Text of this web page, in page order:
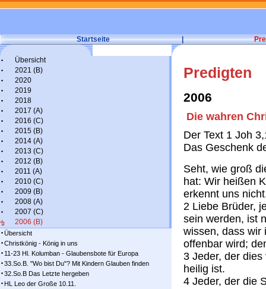
Startseite |
Übersicht
2021 (B)
2020
2019
2018
2017 (A)
2016 (C)
2015 (B)
2014 (A)
2013 (C)
2012 (B)
2011 (A)
2010 (C)
2009 (B)
2008 (A)
2007 (C)
2006 (B)
Übersicht
Christkönig - König in uns
11-23 Hl. Kolumban - Glaubensbote für Europa
33.So.B. "Wo bist Du"? Mit Kindern Glauben finden
32.So.B Das Letzte hergeben
HL Leo der Große 10.11.
Predigten
2006
Die wahren
Der Text 1 Joh
Das Geschenk
Seht, wie groß
hat: Wir heißen
erkennt uns
2 Liebe Brüder,
sein werden, ist
wissen, dass wir
offenbar wird;
3 Jeder, der
heilig ist.
4 Jeder, der die